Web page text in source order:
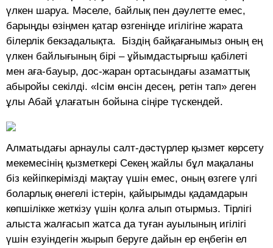
үлкен шаруа. Мәселе, байлық пен дәулетте емес,
барыңды өзіңмен қатар өзгеніңде игілігіне жарата
білерлік бекзадалықта. Біздің байқағанымыз оның ең
үлкен байлығының бірі – ұйымдастырғыш қабілеті
мен аға-бауыр, дос-жаран ортасындағы азаматтық
абыройы секілді. «Ісім өнсін десең, ретін тап» деген
ұлы Абай ұлағатын бойына сіңіре түскендей.
Алматыдағы арнаулы салт-дәстүрлер қызмет көрсету
мекемесінің қызметкері Секең жайлы бұл мақаланы
біз кейіпкерімізді мақтау үшін емес, оның өзгеге үлгі
боларлық өнегелі істерін, қайырымды қадамдарын
көпшілікке жеткізу үшін қолға алып отырмыз. Тірлігі
алыста жалғасып жатса да туған ауылының игілігі
үшін езуіндегін жырып беруге дайын ер еңбегін ел